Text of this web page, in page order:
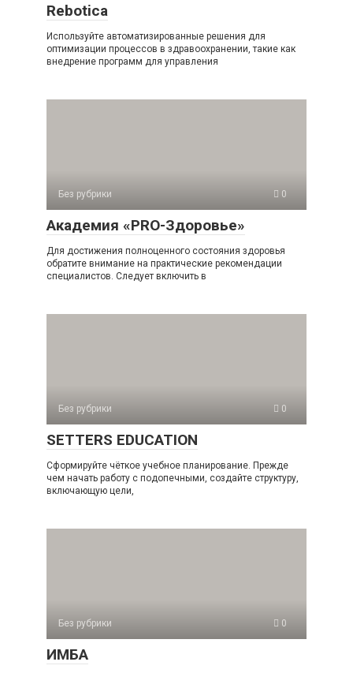
Rebotica
Используйте автоматизированные решения для
оптимизации процессов в здравоохранении, такие как
внедрение программ для управления
Без рубрики 0
Академия «PRO-Здоровье»
Для достижения полноценного состояния здоровья
обратите внимание на практические рекомендации
специалистов. Следует включить в
Без рубрики 0
SETTERS EDUCATION
Сформируйте чёткое учебное планирование. Прежде
чем начать работу с подопечными, создайте структуру,
включающую цели,
Без рубрики 0
ИМБА